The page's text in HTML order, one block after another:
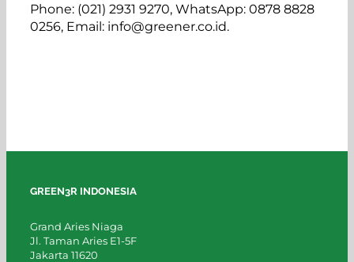
Phone: (021) 2931 9270, WhatsApp: 0878 8828
0256, Email: info@greener.co.id.
GREEN3R INDONESIA
Grand Aries Niaga
Jl. Taman Aries E1-5F
Jakarta 11620